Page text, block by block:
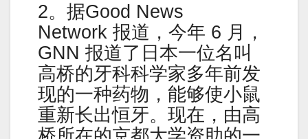
2。据Good News
Network 报道，今年 6 月，
GNN 报道了日本一位名叫
高桥的牙科科学家多年前发
现的一种药物，能够使小鼠
重新长出恒牙。现在，由高